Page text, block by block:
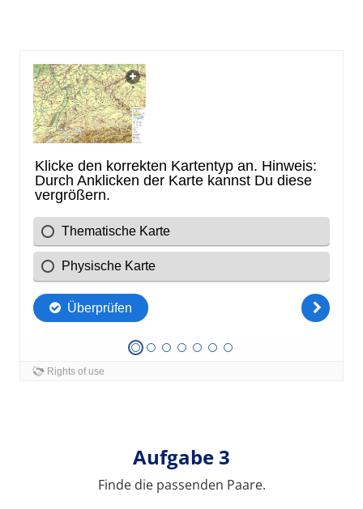
Aufgabe 3
Finde die passenden Paare.